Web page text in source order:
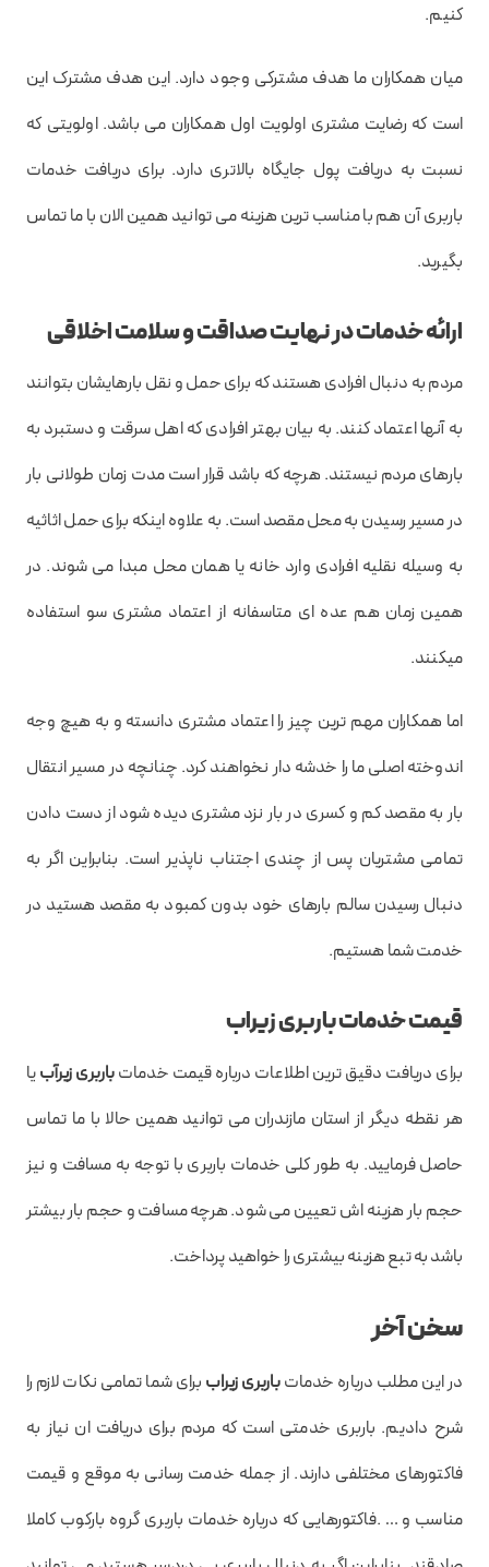
کنیم.
میان همکاران ما هدف مشترکی وجود دارد. این هدف مشترک این
است که رضایت مشتری اولویت اول همکاران می باشد. اولویتی که
نسبت به دریافت پول جایگاه بالاتری دارد. برای دریافت خدمات
باربری آن هم با مناسب ترین هزینه می توانید همین الان با ما تماس
بگیرید.
ارائه خدمات در نهایت صداقت و سلامت اخلاقی
مردم به دنبال افرادی هستند که برای حمل و نقل بارهایشان بتوانند
به آنها اعتماد کنند. به بیان بهتر افرادی که اهل سرقت و دستبرد به
بارهای مردم نیستند. هرچه که باشد قرار است مدت زمان طولانی بار
در مسیر رسیدن به محل مقصد است. به علاوه اینکه برای حمل اثاثیه
به وسیله نقلیه افرادی وارد خانه یا همان محل مبدا می شوند. در
همین زمان هم عده ای متاسفانه از اعتماد مشتری سو استفاده
میکنند.
اما همکاران مهم ترین چیز را اعتماد مشتری دانسته و به هیچ وجه
اندوخته اصلی ما را خدشه دار نخواهند کرد. چنانچه در مسیر انتقال
بار به مقصد کم و کسری در بار نزد مشتری دیده شود از دست دادن
تمامی مشتریان پس از چندی اجتناب ناپذیر است. بنابراین اگر به
دنبال رسیدن سالم بارهای خود بدون کمبود به مقصد هستید در
خدمت شما هستیم.
قیمت خدمات باربری زیراب
برای دریافت دقیق ترین اطلاعات درباره قیمت خدماتباربری زیرآبیا
هر نقطه دیگر از استان مازندران می توانید همین حالا با ما تماس
حاصل فرمایید. به طور کلی خدمات باربری با توجه به مسافت و نیز
حجم بار هزینه اش تعیین می شود. هرچه مسافت و حجم بار بیشتر
باشد به تبع هزینه بیشتری را خواهید پرداخت.
سخن آخر
در این مطلب درباره خدماتباربری زیراب برای شما تمامی نکات لازم را
شرح دادیم. باربری خدمتی است که مردم برای دریافت ان نیاز به
فاکتورهای مختلفی دارند. از جمله خدمت رسانی به موقع و قیمت
مناسب و … .فاکتورهایی که درباره خدمات باربری گروه بارکوب کاملا